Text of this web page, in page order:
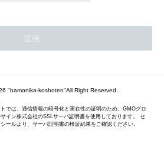
"hamonika-koshoten"All Right Reserved.
トでは、通信情報の暗号化と実在性の証明のため、GMOグロ
イン株式会社のSSLサーバ証明書を使用しております。 セ
ールより、サーバ証明書の検証結果をご確認ください。